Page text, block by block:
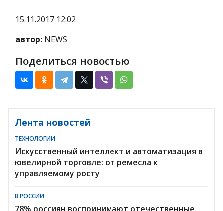
15.11.2017 12:02
автор: NEWS
Поделиться новостью
Лента новостей
ТЕХНОЛОГИИ
Искусственный интеллект и автоматизация в
ювелирной торговле: от ремесла к
управляемому росту
В РОССИИ
78% россиян воспринимают отечественные